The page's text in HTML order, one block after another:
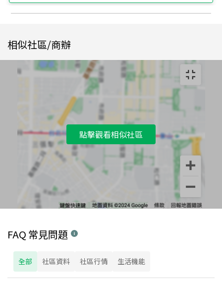
相似社區/商辦
點擊觀看相似社區
FAQ 常見問題
全部 社區資料 社區行情 生活機能